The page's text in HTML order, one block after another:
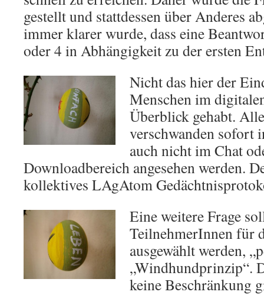
gestellt und stattdessen über Anderes
immer klarer wurde, dass eine
oder 4 in Abhängigkeit zu der ersten
Nicht das hier der
Menschen im
Überblick gehabt.
verschwanden sofort
auch nicht im Chat
Downloadbereich angesehen werden.
kollektives LAgAtom
Eine weitere Frage
TeilnehmerInnen für
ausgewählt werden,
„Windhundprinzip“.
keine Beschränkung